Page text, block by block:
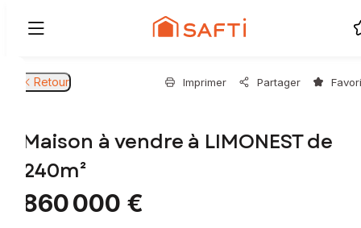
Retour Imprimer Partager
Maison à vendre à LIMONEST de
240m²
860 000 €